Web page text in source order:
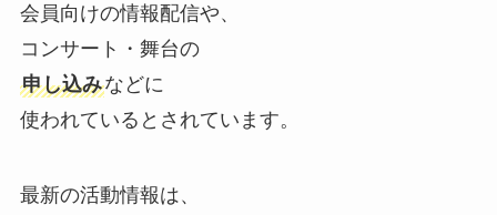
会員向けの情報配信や、
コンサート・舞台の
申し込みなどに
使われているとされています。
最新の活動情報は、